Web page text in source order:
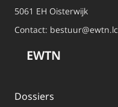
5061 EH Oisterwijk
Contact: bestuur@ewtn.lc
EWTN
Dossiers